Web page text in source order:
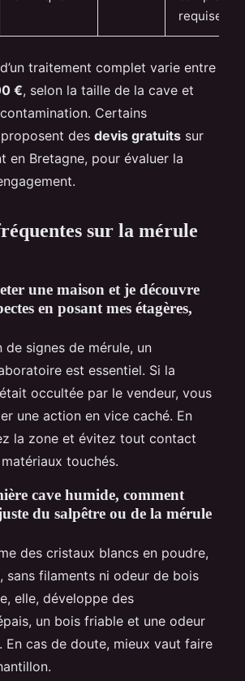
requise
traitement complet varie entre
€, selon la taille de la cave et
Certains
des devis gratuits sur
en Bretagne, pour évaluer la
sur la mérule
une maison et je découvre
en posant mes étagères,
de signes de mérule, un
est essentiel. Si la
occultée par le vendeur, vous
une action en vice caché. En
la zone et évitez tout contact
touchés.
cave humide, comment
du salpêtre ou de la mérule
des cristaux blancs en poudre,
sans filaments ni odeur de bois
elle, développe des
un bois friable et une odeur
En cas de doute, mieux vaut faire